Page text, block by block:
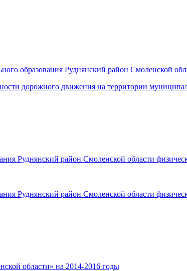
образования Руднянский район Смоленской
дорожного движения на территории
Руднянский район Смоленской области
Руднянский район Смоленской области
области» на 2014-2016 годы